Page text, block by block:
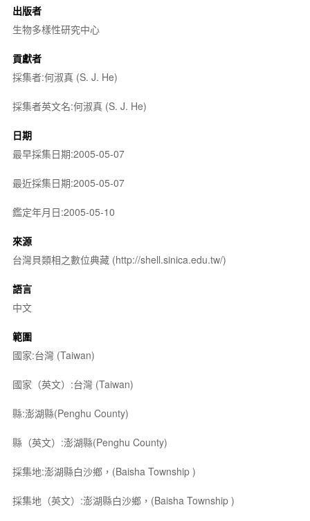
出版者
生物多樣性研究中心
貢獻者
採集者:何淑真 (S. J. He)
採集者英文名:何淑真 (S. J. He)
日期
最早採集日期:2005-05-07
最近採集日期:2005-05-07
鑑定年月日:2005-05-10
來源
台灣貝類相之數位典藏 (http://shell.sinica.edu.tw/)
語言
中文
範圍
國家:台灣 (Taiwan)
國家（英文）:台灣 (Taiwan)
縣:澎湖縣(Penghu County)
縣（英文）:澎湖縣(Penghu County)
採集地:澎湖縣白沙鄉，(Baisha Township )
採集地（英文）:澎湖縣白沙鄉，(Baisha Township )